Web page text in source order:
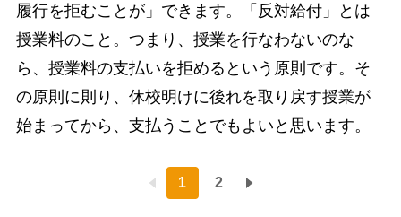
履行を拒むことが」できます。「反対給付」とは
授業料のこと。つまり、授業を行なわないのな
ら、授業料の支払いを拒めるという原則です。そ
の原則に則り、休校明けに後れを取り戻す授業が
始まってから、支払うことでもよいと思います。
1 2